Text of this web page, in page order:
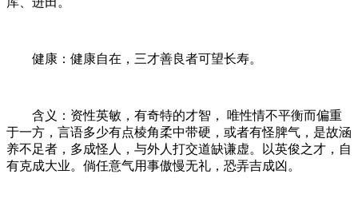
健康：健康自在，三才善良者可望长寿。
含义：资性英敏，有奇特的才智， 唯性情不平衡而偏重
于一方，言语多少有点棱角柔中带硬，或者有怪脾气，是故涵
养不足者，多成怪人，与外人打交道缺谦虚。以英俊之才，自
有克成大业。倘任意气用事傲慢无礼，恐弄吉成凶。